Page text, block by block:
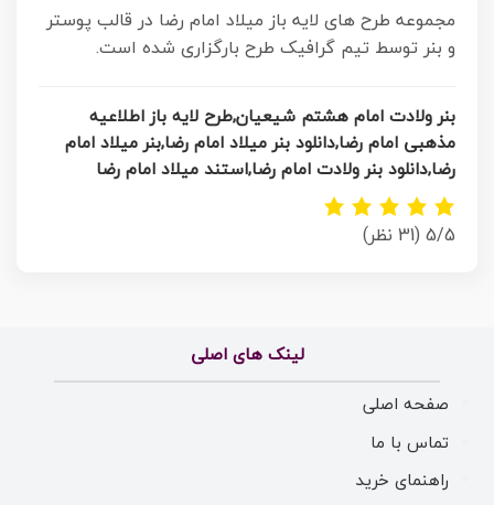
مجموعه طرح های لایه باز میلاد امام رضا در قالب پوستر
و بنر توسط تیم گرافیک طرح بارگزاری شده است.
بنر ولادت امام هشتم شیعیان,طرح لایه باز اطلاعیه
مذهبی امام رضا,دانلود بنر میلاد امام رضا,بنر میلاد امام
رضا,دانلود بنر ولادت امام رضا,استند میلاد امام رضا
5/5 (31 نظر)
لینک های اصلی
صفحه اصلی
تماس با ما
راهنمای خرید